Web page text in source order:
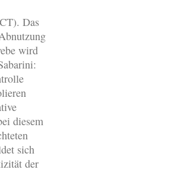
Das
wird
diesem
sich
der